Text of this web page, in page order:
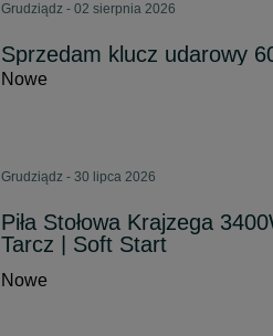
Grudziądz - 02 sierpnia 2026
Sprzedam klucz udarowy
Nowe
Grudziądz - 30 lipca 2026
Piła Stołowa Krajzega
Tarcz | Soft Start
Nowe